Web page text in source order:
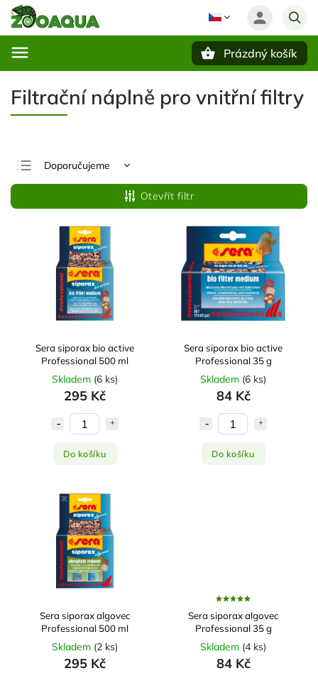
Prázdný košík
Filtrační náplně pro vnitřní filtry
Doporučujeme
Nejlevnější
Nejdražší
Nejprodávanější
Abecedně
Otevřít filtr
Sera siporax bio active
Professional 500 ml
Skladem (6 ks)
295 Kč
Do košíku
Sera siporax bio active
Professional 35 g
Skladem (6 ks)
84 Kč
Do košíku
Sera siporax algovec
Professional 500 ml
Skladem (2 ks)
295 Kč
Sera siporax algovec
Professional 35 g
Skladem (4 ks)
84 Kč